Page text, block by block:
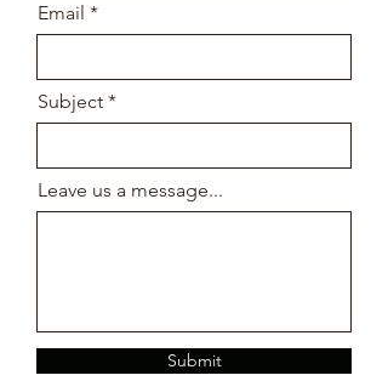
Email
Subject
Leave us a message...
Submit